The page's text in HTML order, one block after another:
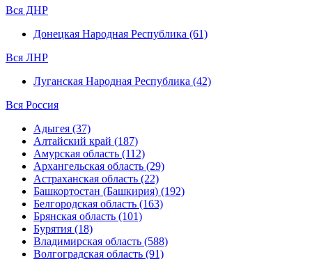
Вся ДНР
Донецкая Народная Республика (61)
Вся ЛНР
Луганская Народная Республика (42)
Вся Россия
Адыгея (37)
Алтайский край (187)
Амурская область (112)
Архангельская область (29)
Астраханская область (22)
Башкортостан (Башкирия) (192)
Белгородская область (163)
Брянская область (101)
Бурятия (18)
Владимирская область (588)
Волгоградская область (91)